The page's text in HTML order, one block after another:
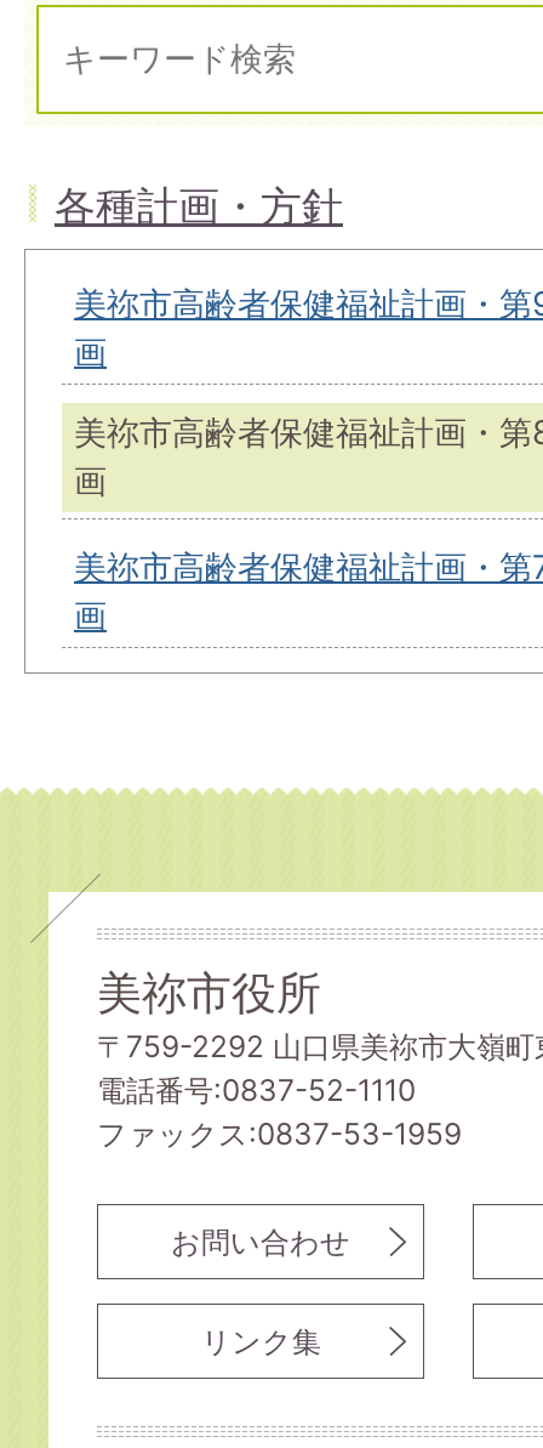
各種計画・方針
美祢市高齢者保健福祉計画・
画
美祢市高齢者保健福祉計画・
画
美祢市高齢者保健福祉計画・
画
美祢市役所
〒759-2292 山口県美祢市大嶺
電話番号:0837-52-1110
ファックス:0837-53-1959
お問い合わせ
リンク集